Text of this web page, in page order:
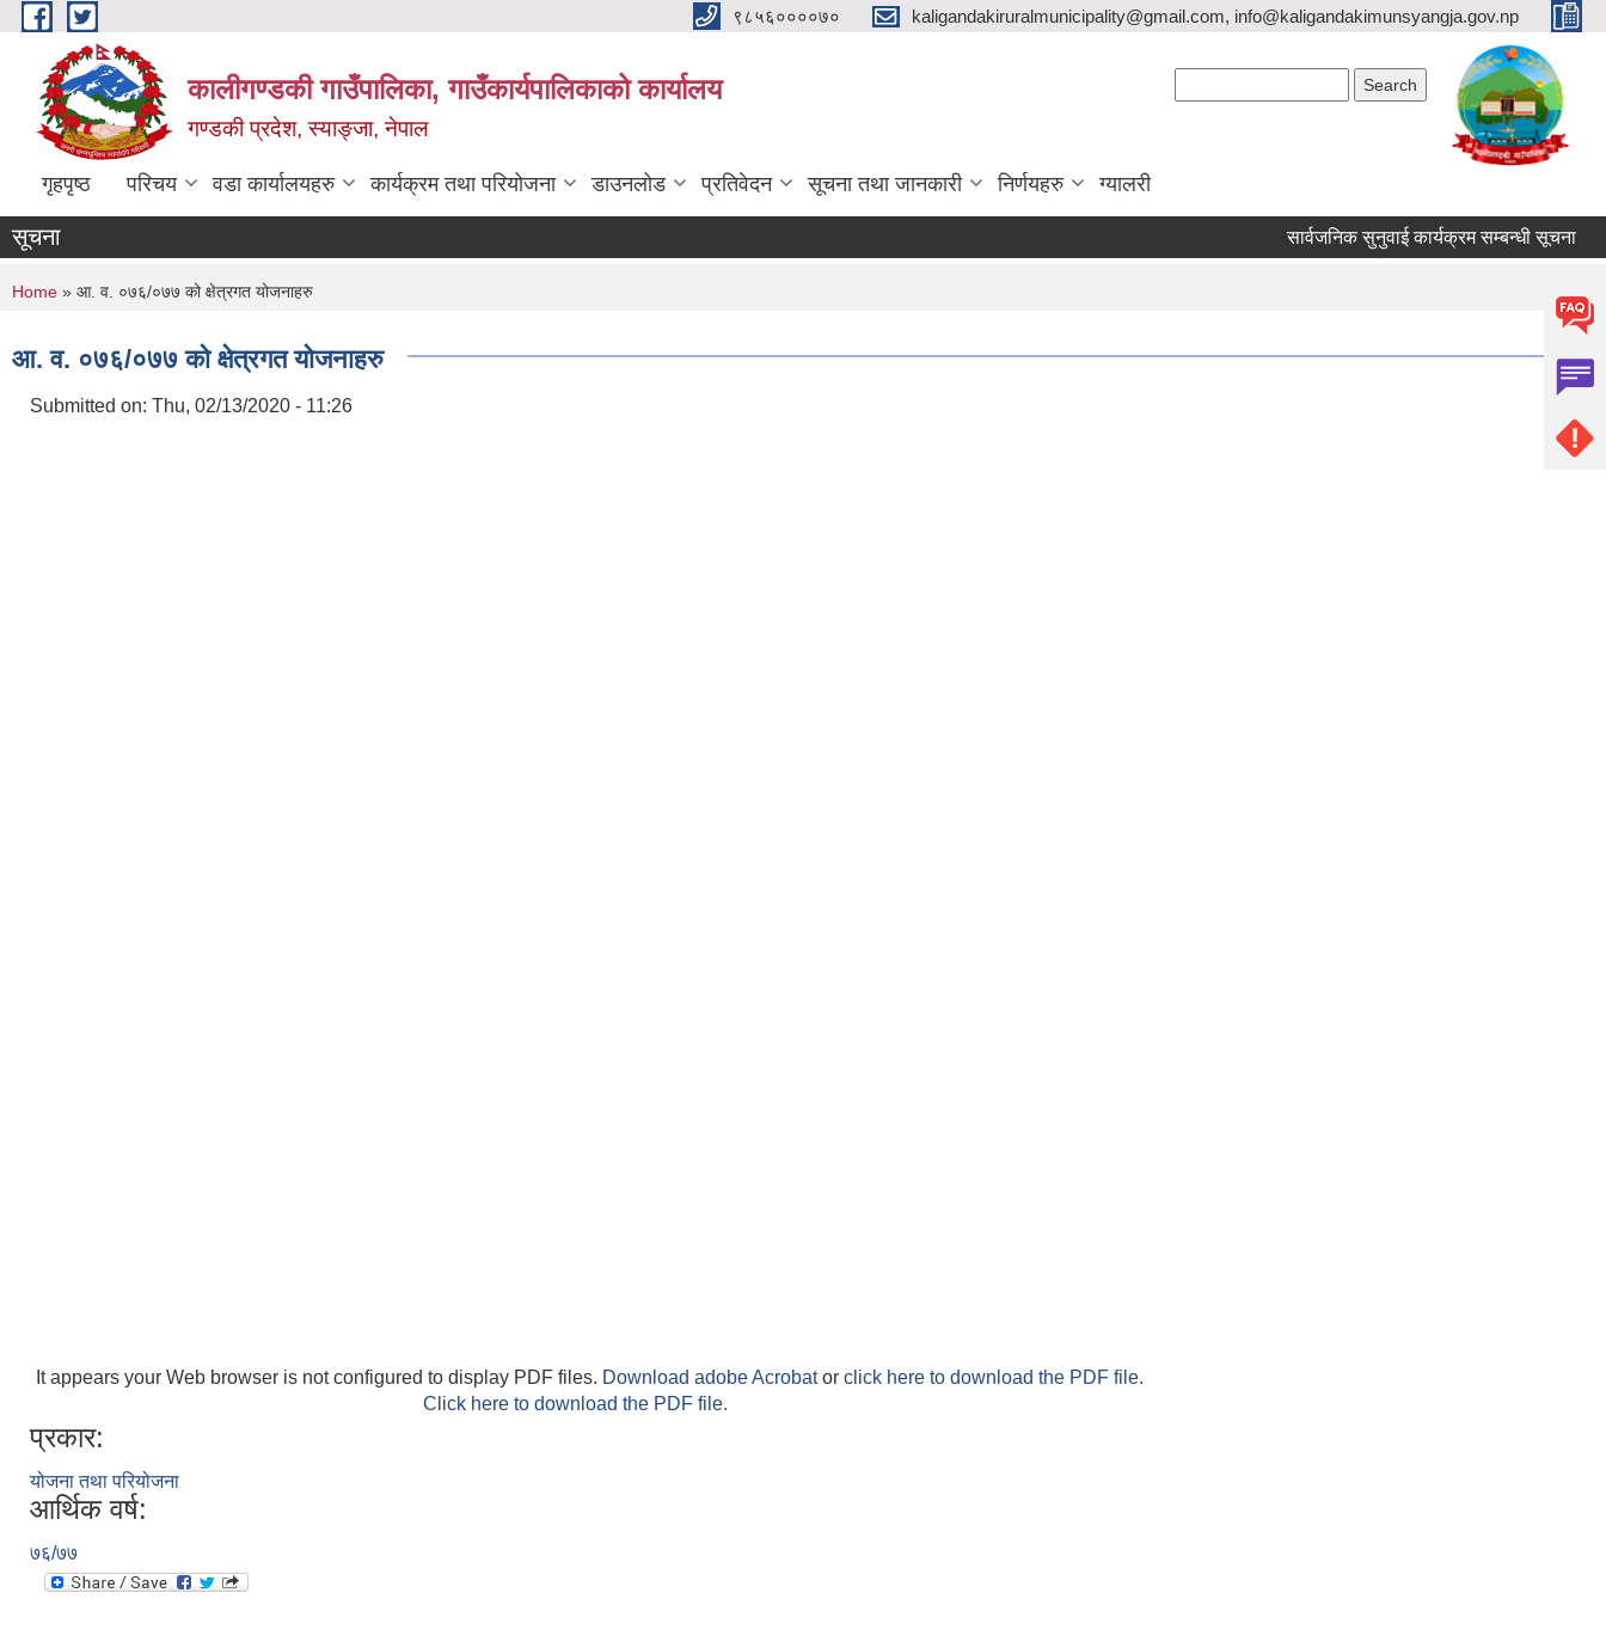
Skip to main content ९८५६००००७० kaligandakiruralmunicipality@gmail.com, info@kaligandakimunsyangja.gov.np
कालीगण्डकी गाउँपालिका, गाउँकार्यपालिकाको कार्यालय
गण्डकी प्रदेश, स्याङ्जा, नेपाल
गृहपृष्ठ परिचय वडा कार्यालयहरु कार्यक्रम तथा परियोजना डाउनलोड प्रतिवेदन सूचना तथा जानकारी निर्णयहरु ग्यालरी
सूचना सार्वजनिक सुनुवाई कार्यक्रम सम्बन्धी सूचना
You are here
Home » आ. व. ०७६/०७७ को क्षेत्रगत योजनाहरु
आ. व. ०७६/०७७ को क्षेत्रगत योजनाहरु
Submitted on: Thu, 02/13/2020 - 11:26
It appears your Web browser is not configured to display PDF files. Download adobe Acrobator click here to download the PDF file.
Click here to download the PDF file.
प्रकार:
योजना तथा परियोजना
आर्थिक वर्ष:
७६/७७